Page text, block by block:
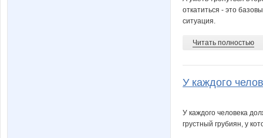
откатиться - это
ситуация.
Читать полностью
У каждого
У каждого человека
грустный грубиян, у